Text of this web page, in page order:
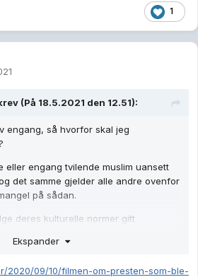
1
(På 18.5.2021 den 12.51):
engang, så hvorfor skal jeg
eller engang tvilende muslim uansett
det samme gjelder alle andre ovenfor
på sådan.
deres kulturelle normer gitt
med et livssyn, og det er ikke noe
Ekspander
2020/09/10/filmen-om-presten-som-ble-